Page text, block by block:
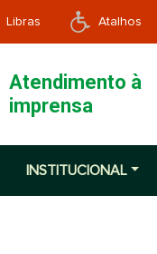
Libras Atalhos
Atendimento à
imprensa
INSTITUCIONAL